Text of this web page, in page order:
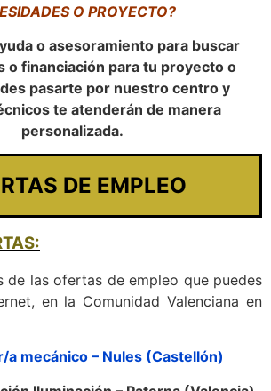
O PROYECTO?
o asesoramiento para buscar
o financiación para tu proyecto o
pasarte por nuestro centro y
te atenderán de manera
personalizada.
DE EMPLEO
de las ofertas de empleo que puedes
en la Comunidad Valenciana en
a mecánico – Nules (Castellón)